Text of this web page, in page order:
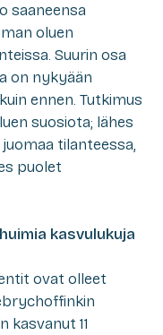
saaneensa
oluen
Suurin osa
on nykyään
ennen. Tutkimus
suosiota; lähes
tilanteessa,
puolet
kasvulukuja
ovat olleet
11